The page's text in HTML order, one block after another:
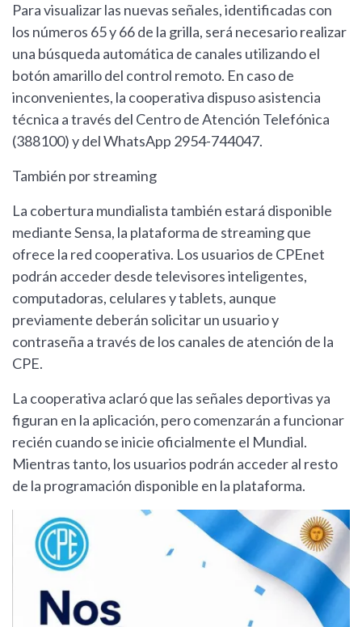
Para visualizar las nuevas señales, identificadas con
los números 65 y 66 de la grilla, será necesario realizar
una búsqueda automática de canales utilizando el
botón amarillo del control remoto. En caso de
inconvenientes, la cooperativa dispuso asistencia
técnica a través del Centro de Atención Telefónica
(388100) y del WhatsApp 2954-744047.
También por streaming
La cobertura mundialista también estará disponible
mediante Sensa, la plataforma de streaming que
ofrece la red cooperativa. Los usuarios de CPEnet
podrán acceder desde televisores inteligentes,
computadoras, celulares y tablets, aunque
previamente deberán solicitar un usuario y
contraseña a través de los canales de atención de la
CPE.
La cooperativa aclaró que las señales deportivas ya
figuran en la aplicación, pero comenzarán a funcionar
recién cuando se inicie oficialmente el Mundial.
Mientras tanto, los usuarios podrán acceder al resto
de la programación disponible en la plataforma.